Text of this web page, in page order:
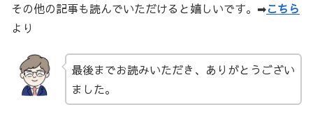
その他の記事も読んでいただけると嬉しいです。➡こちら
より
最後までお読みいただき、ありがとうござい
ました。